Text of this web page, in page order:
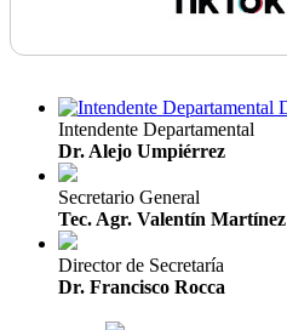
Intendente Departamental
Dr. Alejo Umpiérrez
Secretario General
Tec. Agr. Valentín Martínez
Director de Secretaría
Dr. Francisco Rocca